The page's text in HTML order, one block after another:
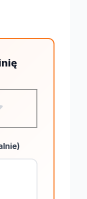
Maksymalnie